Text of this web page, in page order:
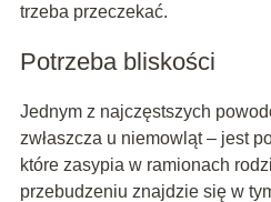
trzeba przeczekać.
Potrzeba bliskości
Jednym z najczęstszych
zwłaszcza u niemowląt – jest
które zasypia w ramionach
przebudzeniu znajdzie się w